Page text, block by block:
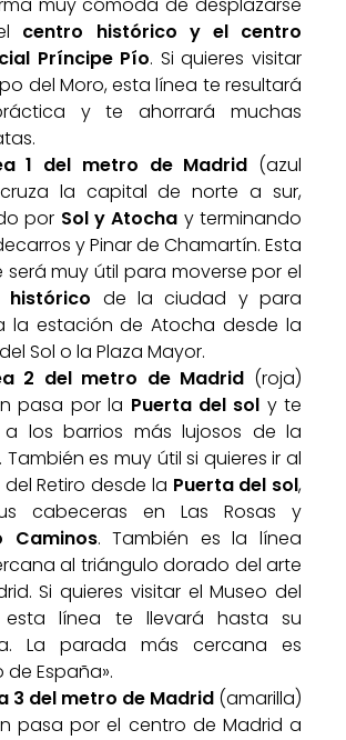
centro histórico y el centro
Príncipe Pío. Si quieres visitar
del Moro, esta línea te resultará
y te ahorrará muchas
1 del metro de Madrid (azul
la capital de norte a sur,
por Sol y Atocha y terminando
y Pinar de Chamartín. Esta
será muy útil para moverse por el
histórico de la ciudad y para
la estación de Atocha desde la
Sol o la Plaza Mayor.
2 del metro de Madrid (roja)
pasa por la Puerta del sol y te
a los barrios más lujosos de la
es muy útil si quieres ir al
Retiro desde la Puerta del sol,
cabeceras en Las Rosas y
Caminos. También es la línea
al triángulo dorado del arte
Si quieres visitar el Museo del
esta línea te llevará hasta su
La parada más cercana es
de España».
3 del metro de Madrid (amarilla)
pasa por el centro de Madrid a